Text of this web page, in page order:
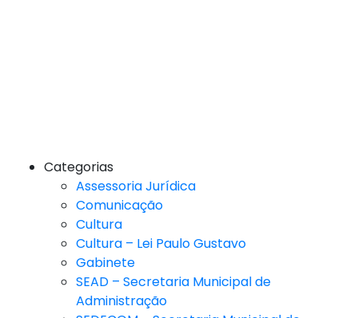
Categorias
Assessoria Jurídica
Comunicação
Cultura
Cultura – Lei Paulo Gustavo
Gabinete
SEAD – Secretaria Municipal de
Administração